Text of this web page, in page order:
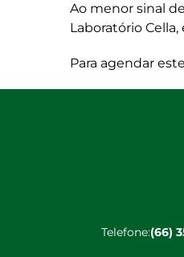
Ao menor sinal
Laboratório
Para agendar
Telefone:(66)